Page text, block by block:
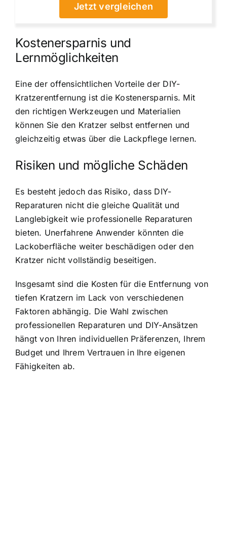
Jetzt vergleichen
Kostenersparnis und
Lernmöglichkeiten
Eine der offensichtlichen Vorteile der DIY-
Kratzerentfernung ist die Kostenersparnis. Mit
den richtigen Werkzeugen und Materialien
können Sie den Kratzer selbst entfernen und
gleichzeitig etwas über die Lackpflege lernen.
Risiken und mögliche Schäden
Es besteht jedoch das Risiko, dass DIY-
Reparaturen nicht die gleiche Qualität und
Langlebigkeit wie professionelle Reparaturen
bieten. Unerfahrene Anwender könnten die
Lackoberfläche weiter beschädigen oder den
Kratzer nicht vollständig beseitigen.
Insgesamt sind die Kosten für die Entfernung von
tiefen Kratzern im Lack von verschiedenen
Faktoren abhängig. Die Wahl zwischen
professionellen Reparaturen und DIY-Ansätzen
hängt von Ihren individuellen Präferenzen, Ihrem
Budget und Ihrem Vertrauen in Ihre eigenen
Fähigkeiten ab.